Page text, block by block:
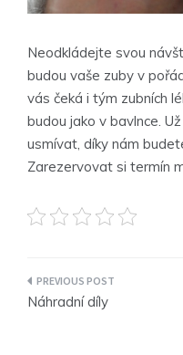
Neodkládejte svou
budou vaše zuby v
vás čeká i tým zubních
budou jako v bavlnce.
usmívat, díky nám
Zarezervovat si termín
Navigace
Náhradní díly